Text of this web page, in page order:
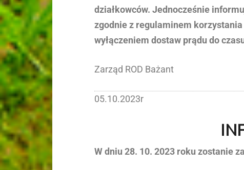
działkowców. Jednocześnie
zgodnie z regulaminem
wyłączeniem dostaw prądu do
Zarząd ROD Bażant
05.10.2023r
W dniu 28. 10. 2023 roku zostanie